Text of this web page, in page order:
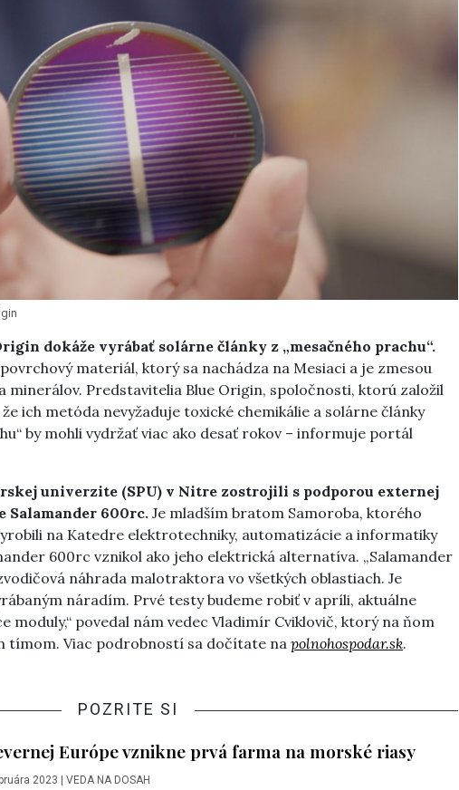
dokáže vyrábať solárne články z „mesačného prachu“.
povrchový materiál, ktorý sa nachádza na Mesiaci a je zmesou
minerálov. Predstavitelia Blue Origin, spoločnosti, ktorú založil
ich metóda nevyžaduje toxické chemikálie a solárne články
by mohli vydržať viac ako desať rokov – informuje portál
univerzite (SPU) v Nitre zostrojili s podporou externej
Salamander 600rc. Je mladším bratom Samoroba, ktorého
na Katedre elektrotechniky, automatizácie a informatiky
600rc vznikol ako jeho elektrická alternatíva. „Salamander
náhrada malotraktora vo všetkých oblastiach. Je
náradím. Prvé testy budeme robiť v apríli, aktuálne
moduly,“ povedal nám vedec Vladimír Cviklovič, ktorý na ňom
tímom. Viac podrobností sa dočítate na polnohospodar.sk.
POZRITE SI
Európe vznikne prvá farma na morské riasy
2023 VEDA NA DOSAH